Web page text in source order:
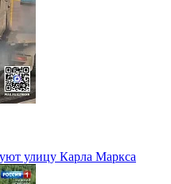
улицу Карла Маркса